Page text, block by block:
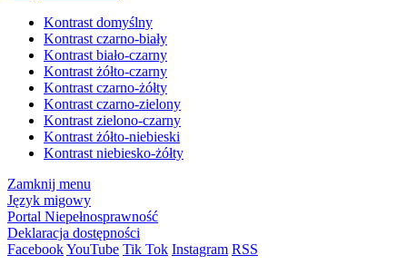
Kontrast domyślny
Kontrast czarno-biały
Kontrast biało-czarny
Kontrast żółto-czarny
Kontrast czarno-żółty
Kontrast czarno-zielony
Kontrast zielono-czarny
Kontrast żółto-niebieski
Kontrast niebiesko-żółty
Zamknij menu
Język migowy
Portal Niepełnosprawność
Deklaracja dostępności
FacebookYouTube Tik Tok Instagram RSS